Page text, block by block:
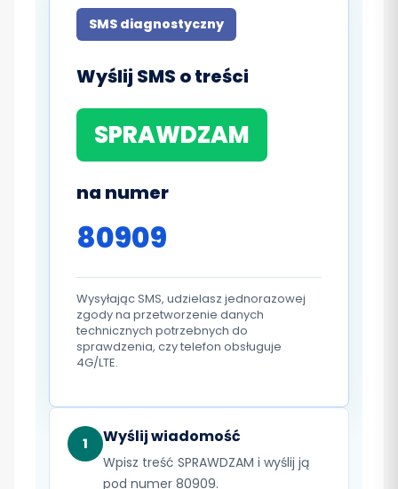
SMS diagnostyczny
Wyślij SMS o treści
SPRAWDZAM
na numer
80909
Wysyłając SMS, udzielasz jednorazowej
zgody na przetworzenie danych
technicznych potrzebnych do
sprawdzenia, czy telefon obsługuje
4G/LTE.
1 Wyślij wiadomość
Wpisz treść SPRAWDZAM i wyślij ją
pod numer 80909.